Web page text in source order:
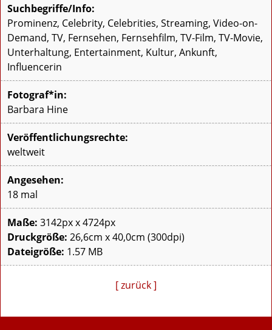
Suchbegriffe/Info:
Prominenz, Celebrity, Celebrities, Streaming, Video-on-
Demand, TV, Fernsehen, Fernsehfilm, TV-Film, TV-Movie,
Unterhaltung, Entertainment, Kultur, Ankunft,
Influencerin
Fotograf*in:
Barbara Hine
Veröffentlichungsrechte:
weltweit
Angesehen:
18 mal
Maße: 3142px x 4724px
Druckgröße: 26,6cm x 40,0cm (300dpi)
Dateigröße: 1.57 MB
[ zurück ]